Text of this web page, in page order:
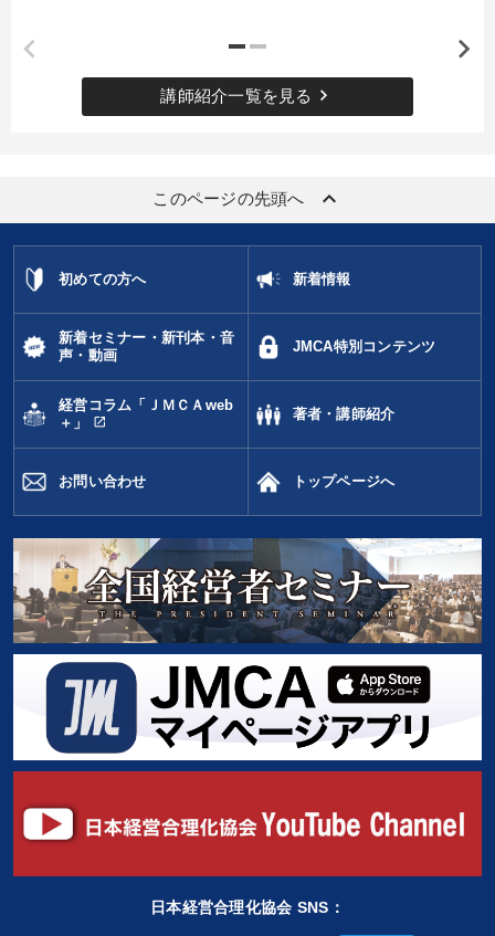
講師紹介一覧を見る keyboard_arrow_right
このページの先頭へ keyboard_arrow_up
初めての方へ 新着情報
新着セミナー・新刊本・音
声・動画
JMCA特別コンテンツ
経営コラム「ＪＭＣＡweb
＋」
open_in_new
著者・講師紹介
お問い合わせ トップページへ
日本経営合理化協会 SNS：